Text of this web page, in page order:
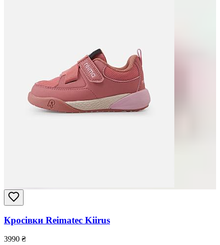
Кросівки Reimatec Kiirus
3990 ₴